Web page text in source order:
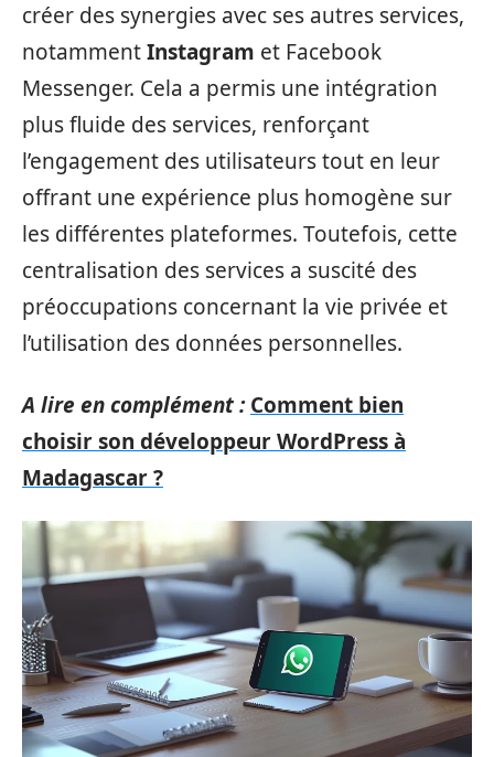
créer des synergies avec ses autres services,
notammentInstagram et Facebook
Messenger. Cela a permis une intégration
plus fluide des services, renforçant
l’engagement des utilisateurs tout en leur
offrant une expérience plus homogène sur
les différentes plateformes. Toutefois, cette
centralisation des services a suscité des
préoccupations concernant la vie privée et
l’utilisation des données personnelles.
A lire en complément : Comment bien
choisir son développeur WordPress à
Madagascar ?